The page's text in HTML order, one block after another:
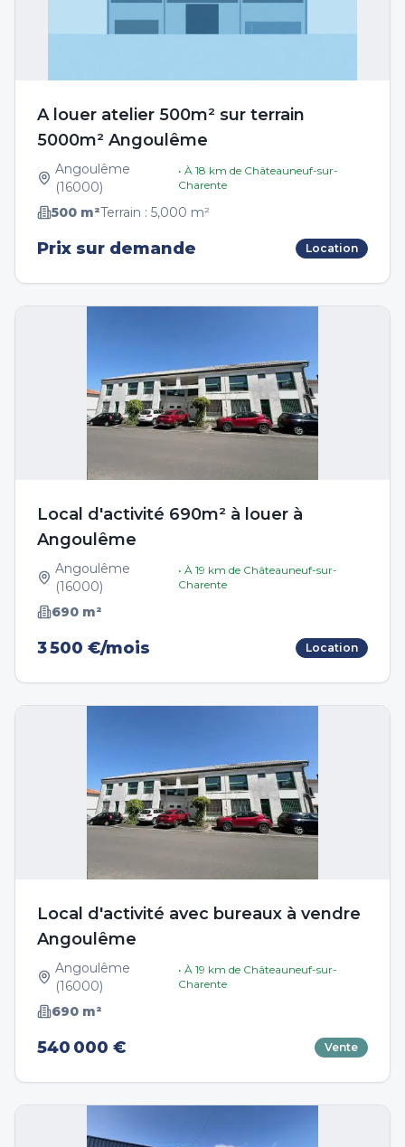
A louer atelier 500m² sur terrain
5000m² Angoulême
Angoulême
(16000)
• À 18 km de Châteauneuf-sur-
Charente
500 m²Terrain : 5,000 m²
Prix sur demande Location
Local d'activité 690m² à louer à
Angoulême
Angoulême
(16000)
• À 19 km de Châteauneuf-sur-
Charente
690 m²
3 500 €/mois Location
Local d'activité avec bureaux à vendre
Angoulême
Angoulême
(16000)
• À 19 km de Châteauneuf-sur-
Charente
690 m²
540 000 € Vente